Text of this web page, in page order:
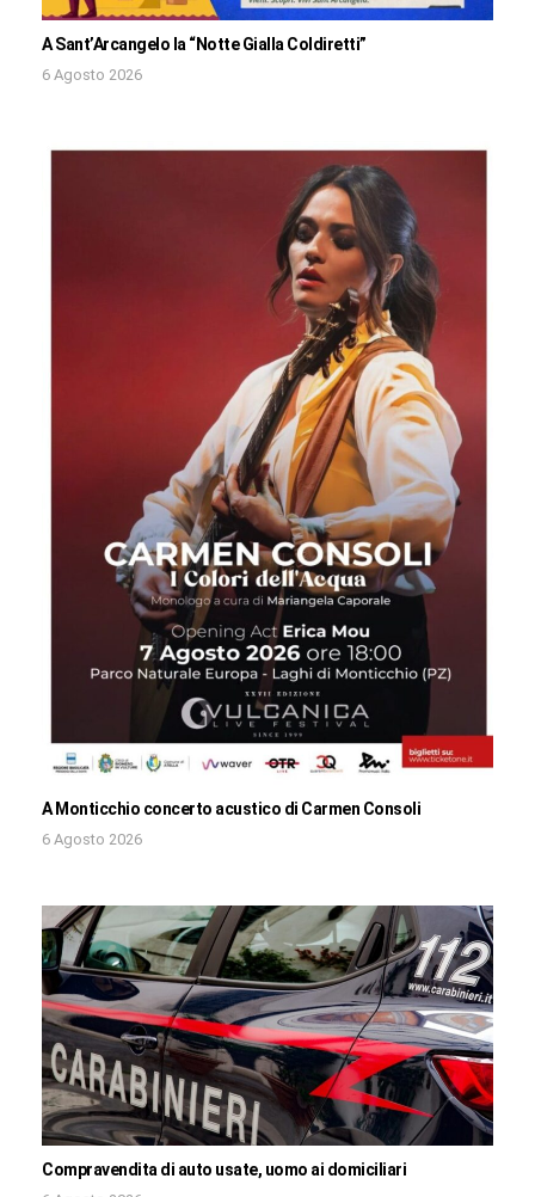
A Sant’Arcangelo la “Notte Gialla Coldiretti”
6 Agosto 2026
A Monticchio concerto acustico di Carmen Consoli
6 Agosto 2026
Compravendita di auto usate, uomo ai domiciliari